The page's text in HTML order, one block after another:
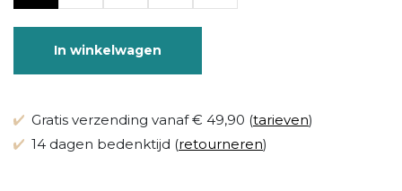
In winkelwagen
Gratis verzending vanaf € 49,90 (tarieven)
14 dagen bedenktijd (retourneren)